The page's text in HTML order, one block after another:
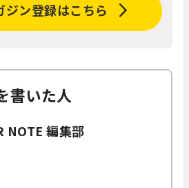
ジン登録はこちら
書いた人
NOTE 編集部